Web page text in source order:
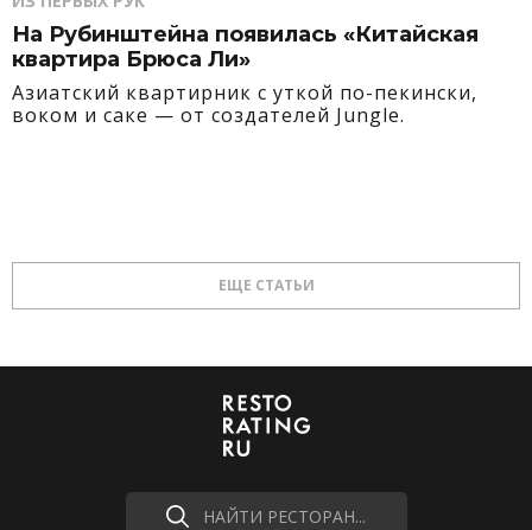
На Рубинштейна появилась «Китайская
квартира Брюса Ли»
Азиатский квартирник с уткой по-пекински,
воком и саке — от создателей Jungle.
ЕЩЕ СТАТЬИ
НАЙТИ РЕСТОРАН...